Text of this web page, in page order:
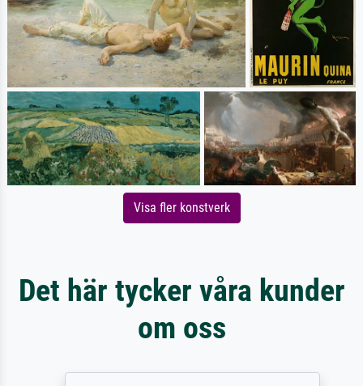
Visa fler konstverk
Det här tycker våra kunder
om oss